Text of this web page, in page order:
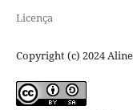
Licença
Copyright (c) 2024